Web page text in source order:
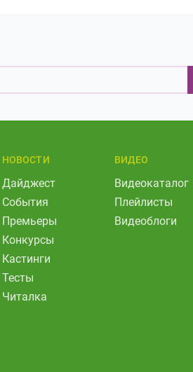
НОВОСТИ
Дайджест
События
Премьеры
Конкурсы
Кастинги
Тесты
Читалка
ВИДЕО
Видеокаталог
Плейлисты
Видеоблоги